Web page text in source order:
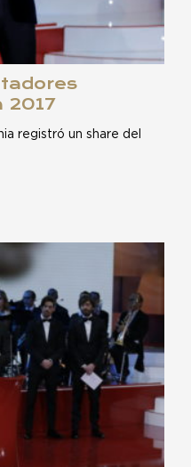
2017
registró un share del